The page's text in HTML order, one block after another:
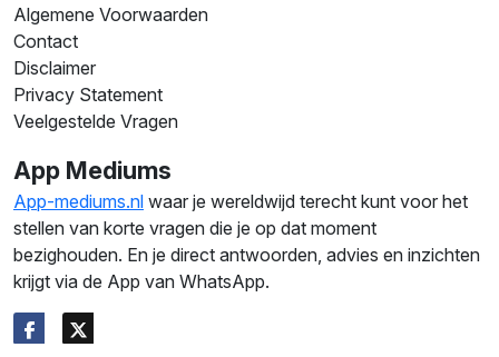
Algemene Voorwaarden
Contact
Disclaimer
Privacy Statement
Veelgestelde Vragen
App Mediums
App-mediums.nl waar je wereldwijd terecht kunt voor het
stellen van korte vragen die je op dat moment
bezighouden. En je direct antwoorden, advies en inzichten
krijgt via de App van WhatsApp.